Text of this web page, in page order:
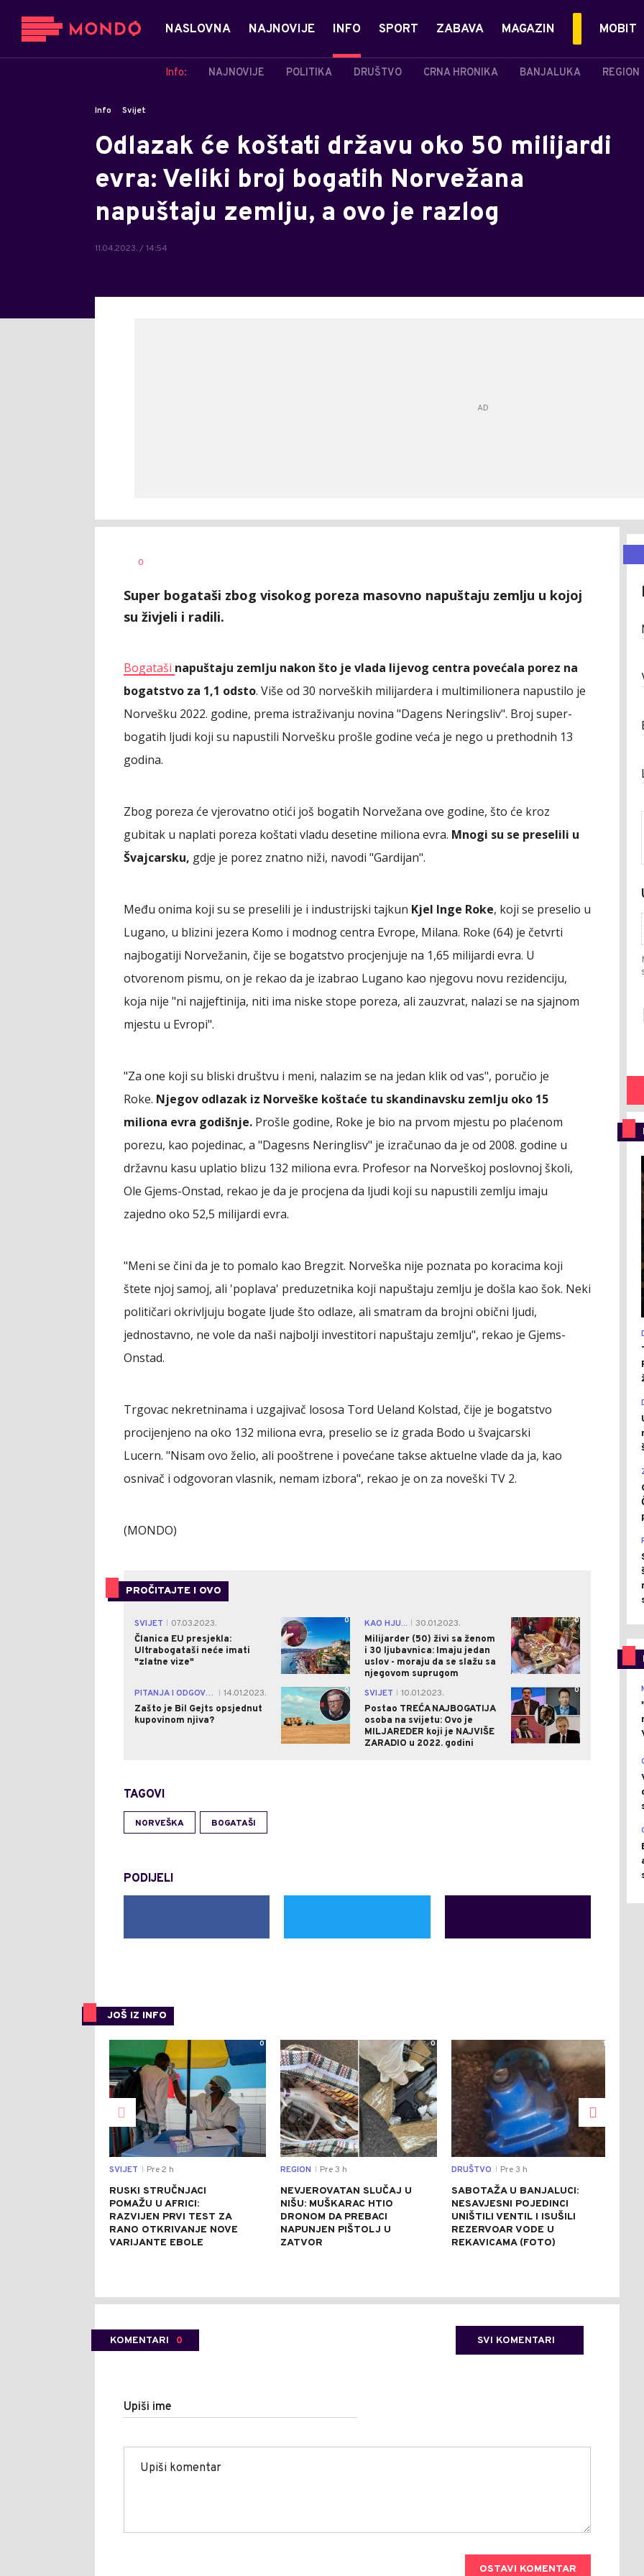
NASLOVNA NAJNOVIJE INFO
Info: NAJNOVIJE POLITIKA DRUŠTVO CRNA HRONIKA BANJALUKA REGION
SPORT ZABAVA MAGAZIN MOBIT
Info Svijet
Odlazak će koštati državu oko 50 milijardi
evra: Veliki broj bogatih Norvežana
napuštaju zemlju, a ovo je razlog
11.04.2023. / 14:54
AUTOR
0
Super bogataši zbog visokog poreza masovno napuštaju zemlju u kojoj
su živjeli i radili.
Bogataši napuštaju zemlju nakon što je vlada lijevog centra povećala porez na
bogatstvo za 1,1 odsto. Više od 30 norveških milijardera i multimilionera napustilo je
Norvešku 2022. godine, prema istraživanju novina "Dagens Neringsliv". Broj super-
bogatih ljudi koji su napustili Norvešku prošle godine veća je nego u prethodnih 13
godina.
Zbog poreza će vjerovatno otići još bogatih Norvežana ove godine, što će kroz
gubitak u naplati poreza koštati vladu desetine miliona evra. Mnogi su se preselili u
Švajcarsku, gdje je porez znatno niži, navodi "Gardijan".
Među onima koji su se preselili je i industrijski tajkun Kjel Inge Roke, koji se preselio u
Lugano, u blizini jezera Komo i modnog centra Evrope, Milana. Roke (64) je četvrti
najbogatiji Norvežanin, čije se bogatstvo procjenjuje na 1,65 milijardi evra. U
otvorenom pismu, on je rekao da je izabrao Lugano kao njegovu novu rezidenciju,
koja nije "ni najjeftinija, niti ima niske stope poreza, ali zauzvrat, nalazi se na sjajnom
mjestu u Evropi".
"Za one koji su bliski društvu i meni, nalazim se na jedan klik od vas", poručio je
Roke. Njegov odlazak iz Norveške koštaće tu skandinavsku zemlju oko 15
miliona evra godišnje. Prošle godine, Roke je bio na prvom mjestu po plaćenom
porezu, kao pojedinac, a "Dagesns Neringlisv" je izračunao da je od 2008. godine u
državnu kasu uplatio blizu 132 miliona evra. Profesor na Norveškoj poslovnoj školi,
Ole Gjems-Onstad, rekao je da je procjena da ljudi koji su napustili zemlju imaju
zajedno oko 52,5 milijardi evra.
"Meni se čini da je to pomalo kao Bregzit. Norveška nije poznata po koracima koji
štete njoj samoj, ali 'poplava' preduzetnika koji napuštaju zemlju je došla kao šok. Neki
političari okrivljuju bogate ljude što odlaze, ali smatram da brojni obični ljudi,
jednostavno, ne vole da naši najbolji investitori napuštaju zemlju", rekao je Gjems-
Onstad.
Trgovac nekretninama i uzgajivač lososa Tord Ueland Kolstad, čije je bogatstvo
procijenjeno na oko 132 miliona evra, preselio se iz grada Bodo u švajcarski
Lucern. "Nisam ovo želio, ali pooštrene i povećane takse aktuelne vlade da ja, kao
osnivač i odgovoran vlasnik, nemam izbora", rekao je on za noveški TV 2.
(MONDO)
PROČITAJTE I OVO
SVIJET
07.03.2023.
Članica EU presjekla:
Ultrabogataši neće imati
"zlatne vize"
0 KAO HJU...
30.01.2023.
Milijarder (50) živi sa ženom
i 30 ljubavnica: Imaju jedan
uslov - moraju da se slažu sa
njegovom suprugom
0
PITANJA I ODGOVORI
14.01.2023.
Zašto je Bil Gejts opsjednut
kupovinom njiva?
0 SVIJET
10.01.2023.
Postao TREĆA NAJBOGATIJA
osoba na svijetu: Ovo je
MILJAREDER koji je NAJVIŠE
ZARADIO u 2022. godini
0
TAGOVI
NORVEŠKA BOGATAŠI
PODIJELI
JOŠ IZ INFO
0
SVIJET Pre 2 h
RUSKI STRUČNJACI
POMAŽU U AFRICI:
RAZVIJEN PRVI TEST ZA
RANO OTKRIVANJE NOVE
VARIJANTE EBOLE
0
REGION Pre 3 h
NEVJEROVATAN SLUČAJ U
NIŠU: MUŠKARAC HTIO
DRONOM DA PREBACI
NAPUNJEN PIŠTOLJ U
ZATVOR
1
DRUŠTVO Pre 3 h
SABOTAŽA U BANJALUCI:
NESAVJESNI POJEDINCI
UNIŠTILI VENTIL I ISUŠILI
REZERVOAR VODE U
REKAVICAMA (FOTO)
KOMENTARI 0 SVI KOMENTARI
Upiši ime
OSTAVI KOMENTAR